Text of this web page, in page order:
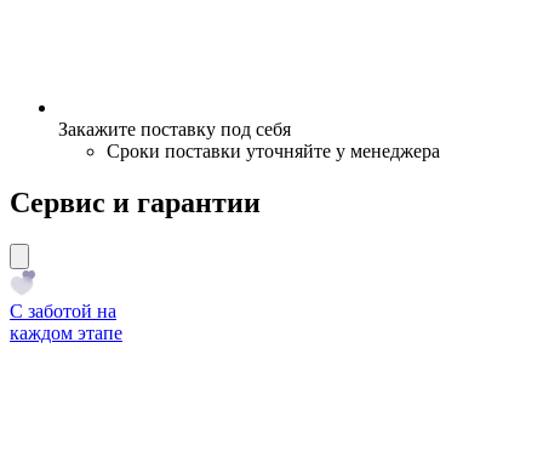
Закажите поставку под себя
Сроки поставки уточняйте у менеджера
Сервис и гарантии
С заботой на
каждом этапе